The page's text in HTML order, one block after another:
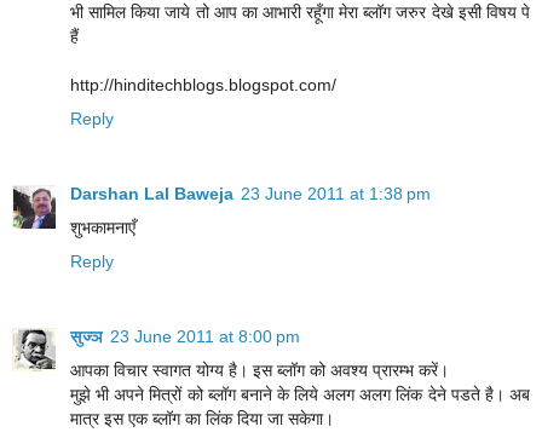
भी सामिल किया जाये तो आप का आभारी रहूँगा मेरा ब्लॉग जरुर देखे इसी विषय पे
हैं
http://hinditechblogs.blogspot.com/
Reply
Darshan Lal Baweja 23 June 2011 at 1:38 pm
शुभकामनाएँ
Reply
सुज्ञ 23 June 2011 at 8:00 pm
आपका विचार स्वागत योग्य है। इस ब्लॉग को अवश्य प्रारम्भ करें।
मुझे भी अपने मित्रों को ब्लॉग बनाने के लिये अलग अलग लिंक देने पडते है। अब
मात्र इस एक ब्लॉग का लिंक दिया जा सकेगा।